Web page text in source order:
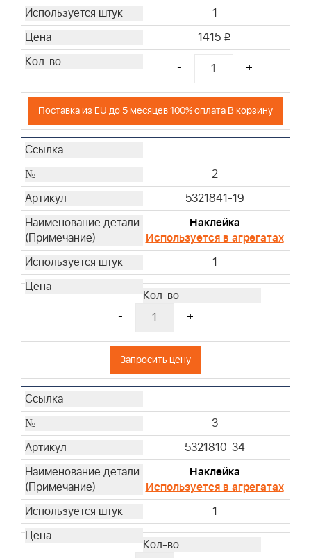
1
1415 i
- +
Поставка из EU до 5 месяцев 100% оплата В корзину
2
5321841-19
Наклейка
Используется в агрегатах
1
- +
Запросить цену
3
5321810-34
Наклейка
Используется в агрегатах
1